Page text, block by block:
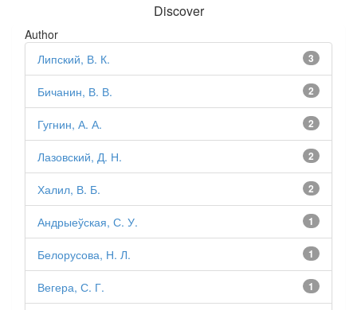
Discover
Author
3
Липский, В. К.
2
Бичанин, В. В.
2
Гугнин, А. А.
2
Лазовский, Д. Н.
2
Халил, В. Б.
1
Андрыеўская, С. У.
1
Белорусова, Н. Л.
1
Вегера, С. Г.